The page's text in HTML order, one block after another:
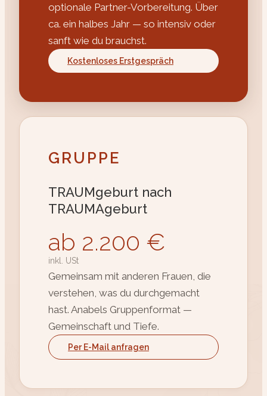
optionale Partner-Vorbereitung. Über
ca. ein halbes Jahr — so intensiv oder
sanft wie du brauchst.
Kostenloses Erstgespräch
GRUPPE
TRAUMgeburt nach
TRAUMAgeburt
ab 2.200 €
inkl. USt
Gemeinsam mit anderen Frauen, die
verstehen, was du durchgemacht
hast. Anabels Gruppenformat —
Gemeinschaft und Tiefe.
Per E-Mail anfragen